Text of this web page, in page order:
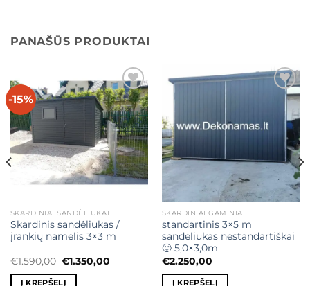
PANAŠŪS PRODUKTAI
-15% Mėgstamiausias
SKARDINIAI SANDĖLIUKAI
Skardinis sandėliukas /
įrankių namelis 3×3 m
€1.590,00 Original
was:
€1.350,00Current
Į KREPŠELĮ
Mėgstamiausias
SKARDINIAI GAMINIAI
standartinis 3×5 m
sandėliukas nestandartiškai
🙂 5,0×3,0m
€2.250,00
Į KREPŠELĮ